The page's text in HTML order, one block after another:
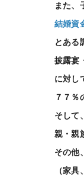
また、
結婚資
とある
披露宴
に対し
７７％
そして
親・親
その他
（家